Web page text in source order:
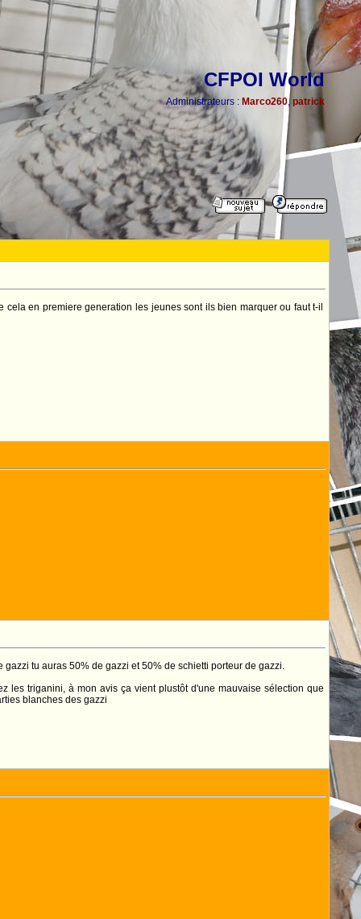
CFPOI World
Administrateurs : Marco260, patrick
en premiere generation les jeunes sont ils bien marquer ou faut t-il
tu auras 50% de gazzi et 50% de schietti porteur de gazzi.
les triganini, à mon avis ça vient plustôt d'une mauvaise sélection que
blanches des gazzi